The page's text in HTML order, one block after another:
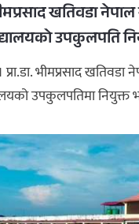
खतिवडा
उपकुलपति
भीमप्रसाद
उपकुलपतिमा